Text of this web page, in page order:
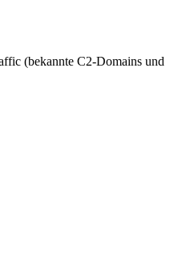
(bekannte C2-Domains und